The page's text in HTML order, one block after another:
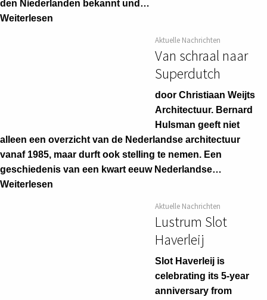
den Niederlanden bekannt und…
Weiterlesen
Aktuelle Nachrichten
Van schraal naar
Superdutch
door Christiaan Weijts
Architectuur. Bernard
Hulsman geeft niet
alleen een overzicht van de Nederlandse architectuur
vanaf 1985, maar durft ook stelling te nemen. Een
geschiedenis van een kwart eeuw Nederlandse…
Weiterlesen
Aktuelle Nachrichten
Lustrum Slot
Haverleij
Slot Haverleij is
celebrating its 5-year
anniversary from